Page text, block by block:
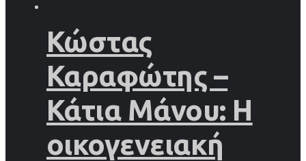
Κώστας
Καραφώτης –
Κάτια Μάνου: Η
οικογενειακή